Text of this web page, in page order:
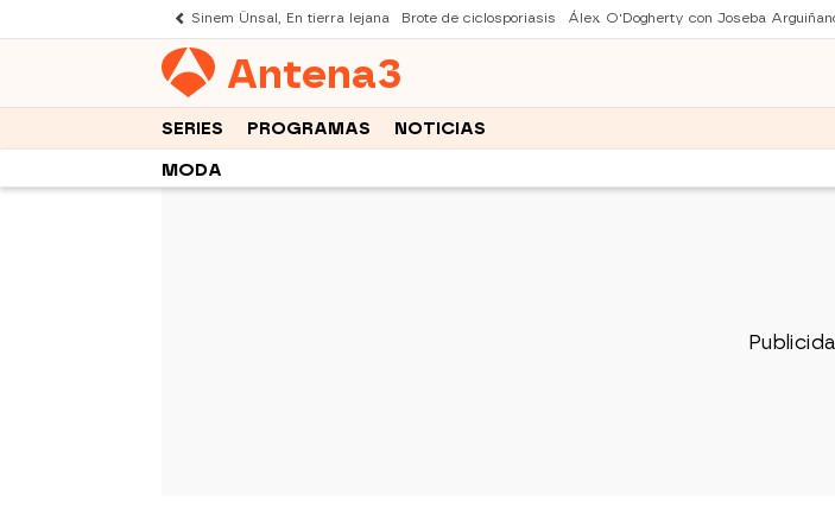
Sinem Ünsal, En tierra lejana Brote de ciclosporiasis Álex O'Dogherty con Joseba
Antena3
SERIES PROGRAMAS NOTICIAS
MODA